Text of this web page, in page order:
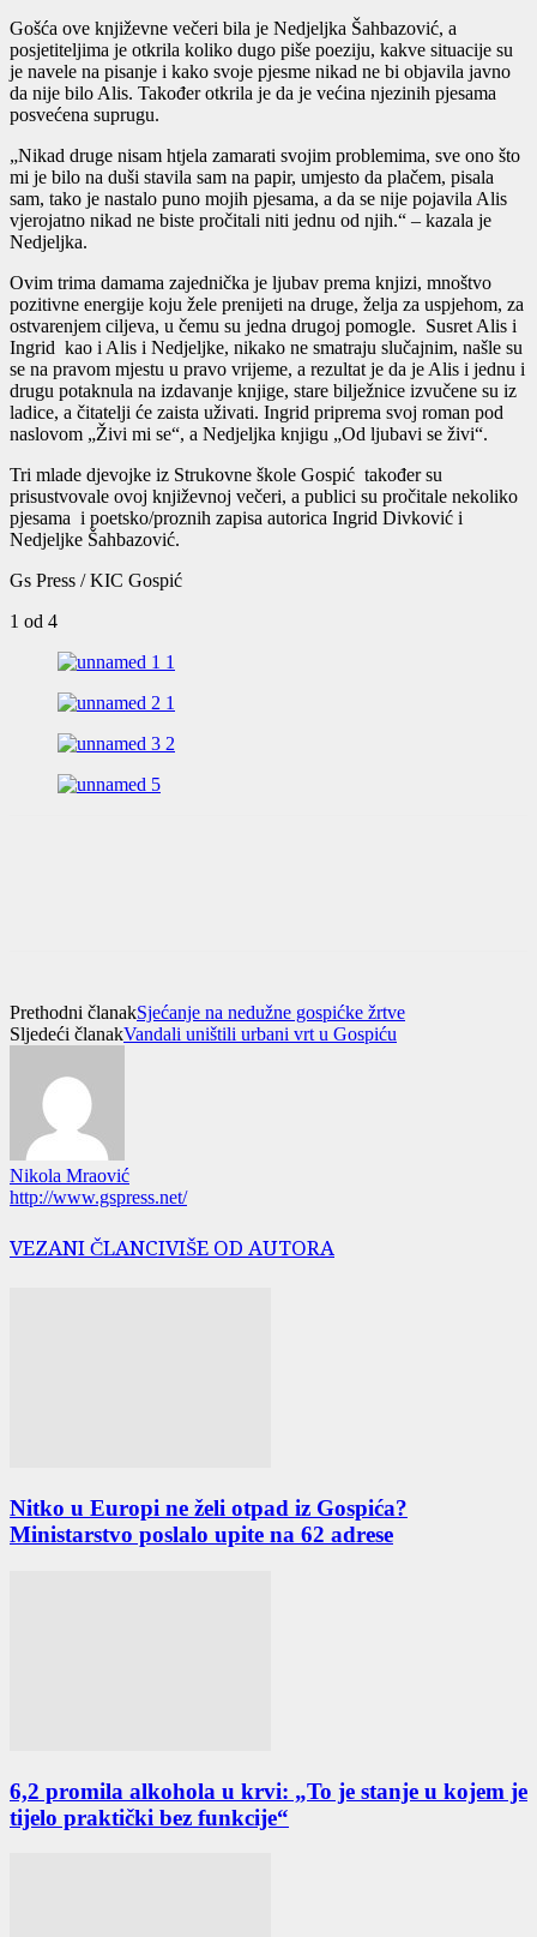
Gošća ove književne večeri bila je Nedjeljka Šahbazović, a
posjetiteljima je otkrila koliko dugo piše poeziju, kakve situacije su
je navele na pisanje i kako svoje pjesme nikad ne bi objavila javno
da nije bilo Alis. Također otkrila je da je većina njezinih pjesama
posvećena suprugu.
„Nikad druge nisam htjela zamarati svojim problemima, sve ono što
mi je bilo na duši stavila sam na papir, umjesto da plačem, pisala
sam, tako je nastalo puno mojih pjesama, a da se nije pojavila Alis
vjerojatno nikad ne biste pročitali niti jednu od njih.“ – kazala je
Nedjeljka.
Ovim trima damama zajednička je ljubav prema knjizi, mnoštvo
pozitivne energije koju žele prenijeti na druge, želja za uspjehom, za
ostvarenjem ciljeva, u čemu su jedna drugoj pomogle. Susret Alis i
Ingrid kao i Alis i Nedjeljke, nikako ne smatraju slučajnim, našle su
se na pravom mjestu u pravo vrijeme, a rezultat je da je Alis i jednu i
drugu potaknula na izdavanje knjige, stare bilježnice izvučene su iz
ladice, a čitatelji će zaista uživati. Ingrid priprema svoj roman pod
naslovom „Živi mi se“, a Nedjeljka knjigu „Od ljubavi se živi“.
Tri mlade djevojke iz Strukovne škole Gospić također su
prisustvovale ovoj književnoj večeri, a publici su pročitale nekoliko
pjesama i poetsko/proznih zapisa autorica Ingrid Divković i
Nedjeljke Šahbazović.
Gs Press / KIC Gospić
1 od 4
Prethodni članakSjećanje na nedužne gospićke žrtve
Sljedeći članakVandali uništili urbani vrt u Gospiću
Nikola Mraović
http://www.gspress.net/
VEZANI ČLANCIVIŠE OD AUTORA
Nitko u Europi ne želi otpad iz Gospića?
Ministarstvo poslalo upite na 62 adrese
6,2 promila alkohola u krvi: „To je stanje u kojem je
tijelo praktički bez funkcije“